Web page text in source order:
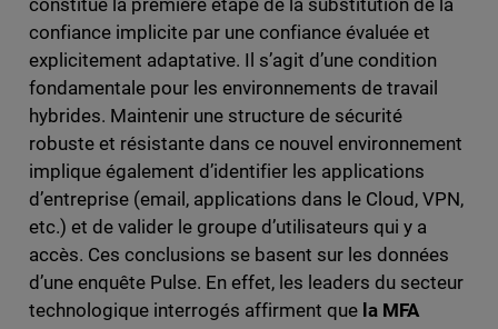
constitue la première étape de la substitution de la
confiance implicite par une confiance évaluée et
explicitement adaptative. Il s’agit d’une condition
fondamentale pour les environnements de travail
hybrides. Maintenir une structure de sécurité
robuste et résistante dans ce nouvel environnement
implique également d’identifier les applications
d’entreprise (email, applications dans le Cloud, VPN,
etc.) et de valider le groupe d’utilisateurs qui y a
accès. Ces conclusions se basent sur les données
d’une enquête Pulse. En effet, les leaders du secteur
technologique interrogés affirment que la MFA